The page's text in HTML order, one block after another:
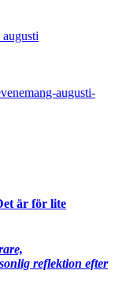
augusti-
är för lite
reflektion efter